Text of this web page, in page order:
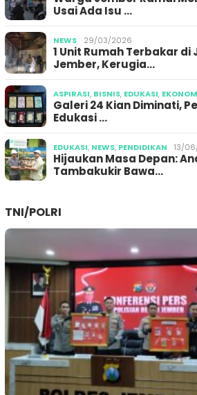
Usai Ada Isu …
NEWS 29/03/2026
1 Unit Rumah Terbakar
Jember, Kerugia…
ASPIRASI, BISNIS, EDUKASI,
Galeri 24 Kian Diminati,
Edukasi …
EDUKASI, NEWS, PENDIDIKAN 13/
Hijaukan Masa Depan:
Tambakukir Bawa…
TNI/POLRI